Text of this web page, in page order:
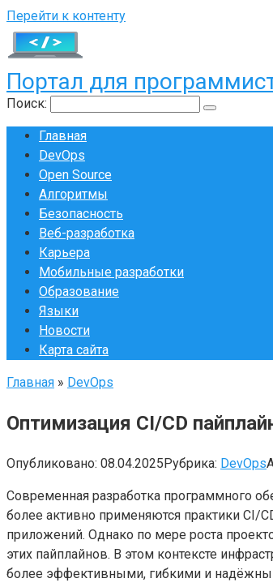
Перейти к контенту
Портал для
Поиск:
Главная
DevOps
Open Source
Алгоритмы
Безопасность
Веб-разработка
Карьера
Мобильные разработки
Образование
Языки
Новости
Карта сайта
Главная » DevOps
Оптимизация CI/CD
Опубликовано: 08.04.2025Рубрика: DevOps
Современная разработка программного
более активно применяются практики CI/
приложений. Однако по мере роста
этих пайплайнов. В этом контексте
более эффективными, гибкими и